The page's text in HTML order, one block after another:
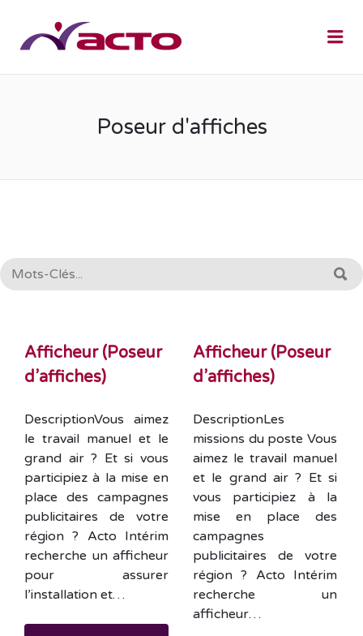
Poseur d'affiches
RECHERCHE:
Afficheur (Poseur
d’affiches)
DescriptionVous aimez
le travail manuel et le
grand air ? Et si vous
participiez à la mise en
place des campagnes
publicitaires de votre
région ? Acto Intérim
recherche un afficheur
pour assurer
l’installation et…
Afficheur (Poseur
d’affiches)
DescriptionLes
missions du poste Vous
aimez le travail manuel
et le grand air ? Et si
vous participiez à la
mise en place des
campagnes
publicitaires de votre
région ? Acto Intérim
recherche un
afficheur…